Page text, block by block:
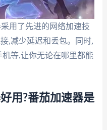
用了先进的网络加速技
,减少延迟和丢包。同时,
等,让你无论在哪里都能
用?番茄加速器是